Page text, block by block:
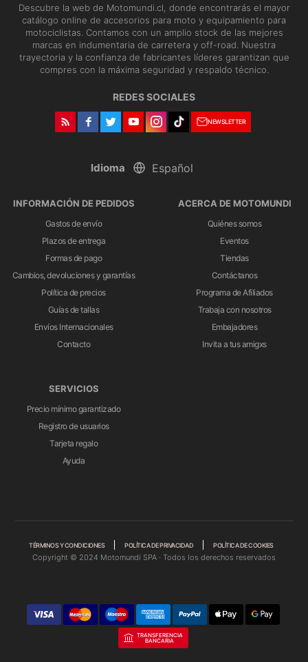
Descubre la web de Motomundi.cl, donde encontrarás el mayor
catálogo online de accesorios para moto y equipamiento para
motociclistas. Contamos con un amplio stock de las mejores
marcas en indumentaria de carretera y off-road. Nuestra
trayectoria y la confianza de fabricantes líderes garantizan que
compres con la máxima seguridad y respaldo técnico.
REDES SOCIALES
NEWSLETTER
Idioma
INFORMACIÓN DE PEDIDOS
Gastos de envío
Plazos de entrega
Formas de pago
Cambios, devoluciones y garantías
Política de precios
Guías de tallas
Envíos Internacionales
Contacto
ACERCA DE MOTOMUNDI
Quiénes somos
Eventos
Tiendas
Contáctanos
Programa de Afiliados
Trabaja con nosotros
Embajadores
Invita a tus amigxs
SERVICIOS
Precio mínimo garantizado
Registro de usuarios
Tarjeta regalo
Ayuda
TÉRMINOS Y CONDICIONES POLÍTICA DE PRIVACIDAD POLÍTICA DE COOKIES
Copyright © 2024 Motomundi SPA · Todos los derechos reservados
TRANSFERENCIA
BANCARIA